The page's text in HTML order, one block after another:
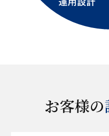
お客様の